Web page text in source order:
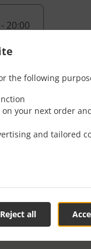
the following
your next order
and tailored
Reject all
20:00